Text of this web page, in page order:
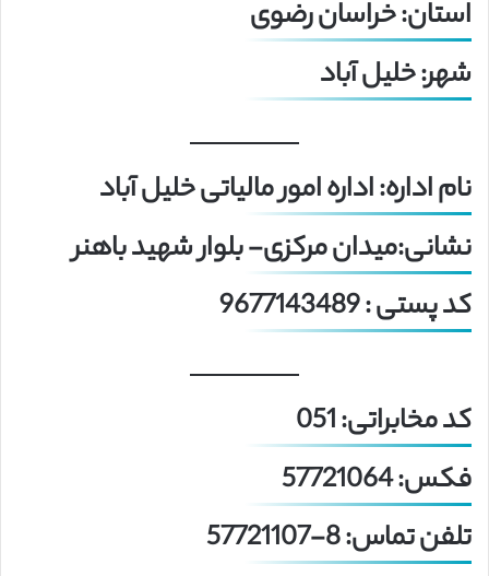
استان: خراسان رضوی
شهر: خلیل آباد
نام اداره: اداره امور مالیاتی خلیل آباد
نشانی:میدان مرکزی- بلوار شهید باهنر
کد پستی : 9677143489
کد مخابراتی: 051
فکس: 57721064
تلفن تماس: 8-57721107